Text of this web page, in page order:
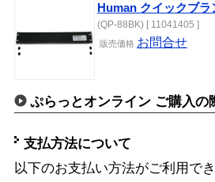
Human クイックブ
(QP-88BK) [ 11041405 ]
販売価格 お問合せ
ぷらっとオンライン ご購入の
支払方法について
以下のお支払い方法がご利用で